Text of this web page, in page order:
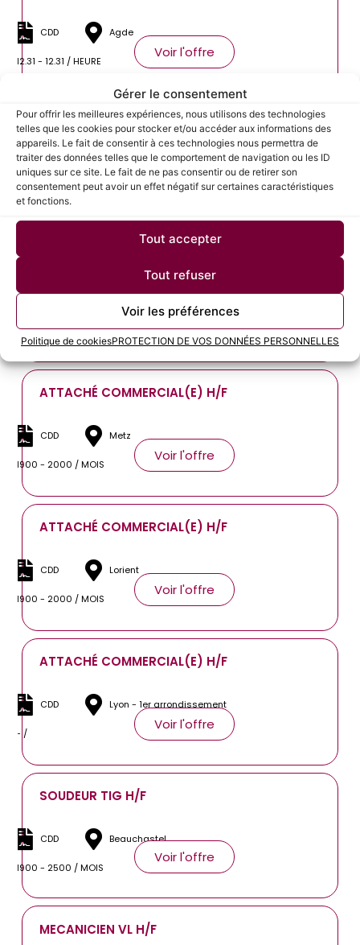
Gérer le consentement
Pour offrir les meilleures expériences, nous utilisons des technologies
telles que les cookies pour stocker et/ou accéder aux informations des
appareils. Le fait de consentir à ces technologies nous permettra de
traiter des données telles que le comportement de navigation ou les ID
uniques sur ce site. Le fait de ne pas consentir ou de retirer son
consentement peut avoir un effet négatif sur certaines caractéristiques
et fonctions.
Tout accepter
Tout refuser
Voir les préférences
Politique de cookiesPROTECTION DE VOS DONNÉES PERSONNELLES
CDD Agde
12.31 - 12.31 / HEURE
Voir l'offre
ATTACHÉ COMMERCIAL(E) H/F
Rennes
1900 - 2000 / MOIS
Voir l'offre
1900 - 2000 / MOIS
Voir l'offre
ATTACHÉ COMMERCIAL(E) H/F
CDD Metz
1900 - 2000 / MOIS
Voir l'offre
ATTACHÉ COMMERCIAL(E) H/F
CDD Lorient
1900 - 2000 / MOIS
Voir l'offre
ATTACHÉ COMMERCIAL(E) H/F
CDD Lyon - 1er arrondissement
- /
Voir l'offre
SOUDEUR TIG H/F
CDD Beauchastel
1900 - 2500 / MOIS
Voir l'offre
MECANICIEN VL H/F